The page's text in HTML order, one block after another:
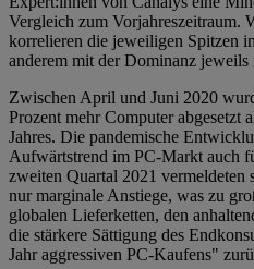
Vergleich zum Vorjahreszeitraum.
korrelieren die jeweiligen Spitzen
anderem mit der Dominanz jeweils
Zwischen April und Juni 2020
Prozent mehr Computer abgesetzt
Jahres. Die pandemische
Aufwärtstrend im PC-Markt auch
zweiten Quartal 2021
nur marginale Anstiege, was zu
globalen Lieferketten, den
die stärkere Sättigung des
Jahr aggressiven PC-Kaufens"